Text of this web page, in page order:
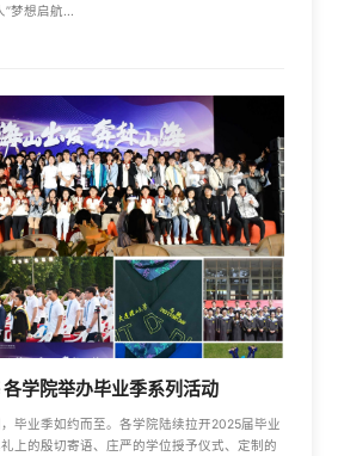
”梦想启航...
学院举办毕业季系列活动
毕业季如约而至。各学院陆续拉开2025届毕业
上的殷切寄语、庄严的学位授予仪式、定制的